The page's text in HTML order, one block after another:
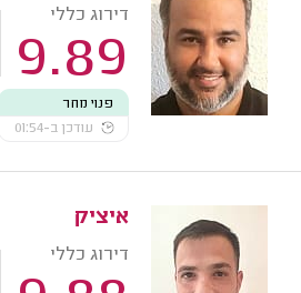
דירוג כללי
9.89
פנוי מחר
עודכן ב-01:54
איציק
דירוג כללי